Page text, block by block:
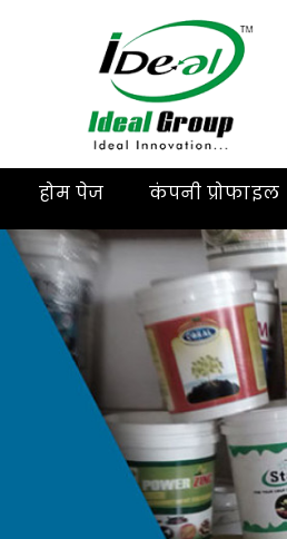
होम पेज कंपनी प्रोफाइल